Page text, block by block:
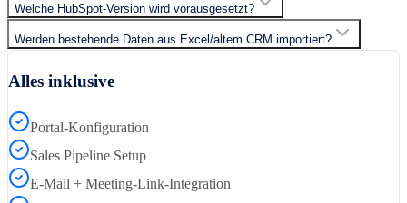
Welche HubSpot-Version wird vorausgesetzt?
Werden bestehende Daten aus Excel/altem CRM importiert?
Alles inklusive
Portal-Konfiguration
Sales Pipeline Setup
E-Mail + Meeting-Link-Integration